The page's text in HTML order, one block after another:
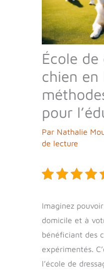
École de
chien en
pour
Par Nathalie
de lecture
Imaginez
domicile et à
bénéficiant des
expérimentés.
l’école de